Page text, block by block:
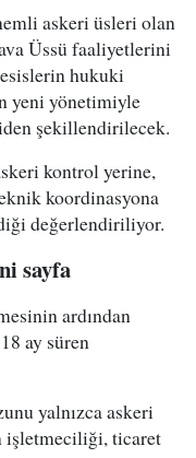
askeri üsleri olan
Üssü faaliyetlerini
hukuki
yeni yönetimiyle
şekillendirilecek.
kontrol yerine,
koordinasyona
değerlendiriliyor.
sayfa
ardından
ay süren
yalnızca askeri
işletmeciliği, ticaret